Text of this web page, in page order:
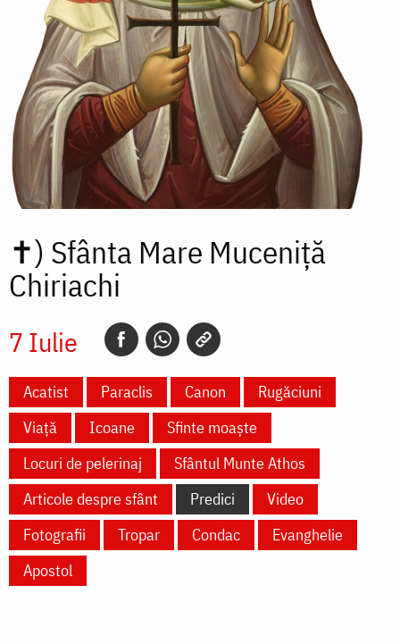
✝) Sfânta Mare Muceniță
Chiriachi
7 Iulie
Acatist Paraclis Canon
Rugăciuni
Viață
Icoane
Sfinte moaște
Locuri de pelerinaj
Sfântul Munte Athos
Articole despre sfânt
Predici
Video
Fotografii
Tropar Condac
Evanghelie
Apostol